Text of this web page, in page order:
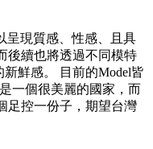
呈現質感、性感、且具
後續也將透過不同模特
鮮感。 目前的Model皆
一個很美麗的國家，而
足控一份子，期望台灣